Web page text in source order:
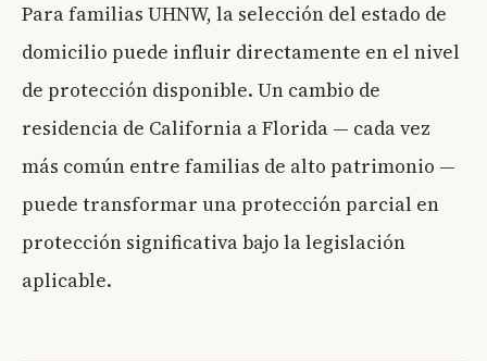
Para familias UHNW, la selección del estado de
domicilio puede influir directamente en el nivel
de protección disponible. Un cambio de
residencia de California a Florida — cada vez
más común entre familias de alto patrimonio —
puede transformar una protección parcial en
protección significativa bajo la legislación
aplicable.